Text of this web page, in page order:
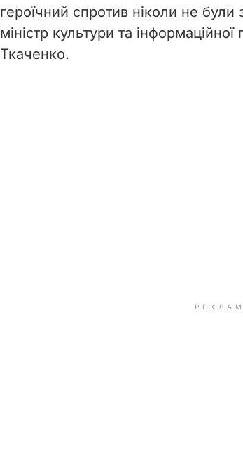
героїчний спротив ніколи не були
міністр культури та
Ткаченко.